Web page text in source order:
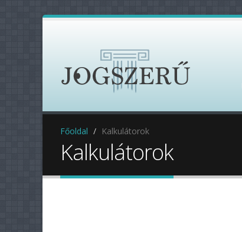
Főoldal Kalkulátorok
Kalkulátorok